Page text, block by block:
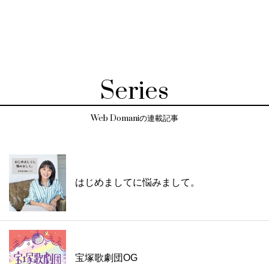
Series
Web Domaniの連載記事
はじめましてに悩みまして。
宝塚歌劇団OG